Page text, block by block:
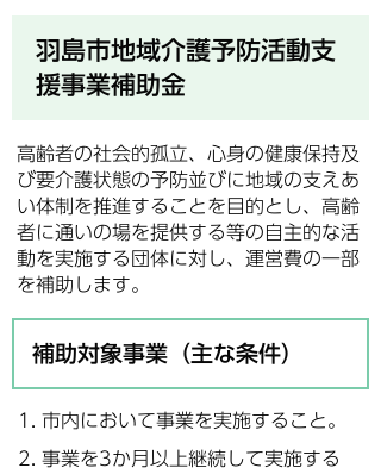
羽島市地域介護予防活動支
援事業補助金
高齢者の社会的孤立、心身の健康保持及
び要介護状態の予防並びに地域の支えあ
い体制を推進することを目的とし、高齢
者に通いの場を提供する等の自主的な活
動を実施する団体に対し、運営費の一部
を補助します。
補助対象事業（主な条件）
市内において事業を実施すること。
事業を3か月以上継続して実施する